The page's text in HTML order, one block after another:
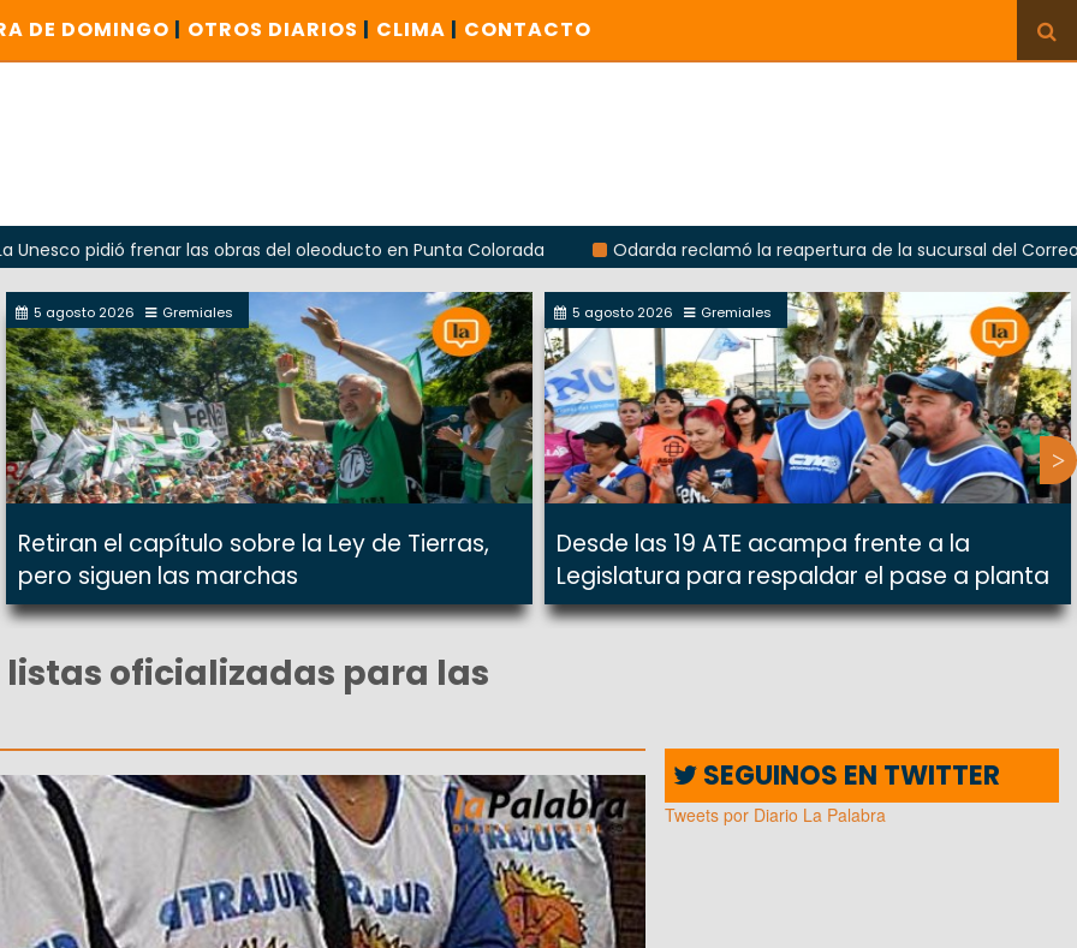
DE DOMINGO | OTROS DIARIOS | CLIMA | CONTACTO
frenar las obras del oleoducto en Punta Colorada
Odarda reclamó la reapertura de la sucursal del Correo
5 agosto 2026 Gremiales
Retiran el capítulo sobre la Ley de Tierras,
pero siguen las marchas
5 agosto 2026 Gremiales
Desde las 19 ATE acampa frente a la
Legislatura para respaldar el pase a planta
listas oficializadas para las
SEGUINOS EN TWITTER
Tweets por Diario La Palabra